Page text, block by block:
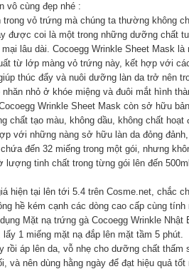
vô cùng đẹp nhé :
trong vỏ trứng mà chúng ta thường không
được coi là một trong những dưỡng chất
lâu dài. Cocoegg Wrinkle Sheet Mask
từ lớp màng vỏ trứng này, kết hợp với
thúc đẩy và nuôi dưỡng làn da trở nên
nhỏ ở khóe miệng và đuôi mắt hình
Wrinkle Sheet Mask còn sở hữu
chất tạo màu, không dầu, không chất
với những nàng sở hữu làn da đỏng
đến 32 miếng trong một gói, nhưng
lượng tinh chất trong từng gói lên đến
hiện tại lên tới 5.4 trên Cosme.net, chắc
hề kém cạnh các dòng cao cấp cùng tính
Mặt nạ trứng gà Cocoegg Wrinkle Nhật
1 miếng mặt nạ đắp lên mặt tầm 5 phút.
rồi áp lên da, vỗ nhẹ cho dưỡng chất thấm
và nên dùng hằng ngày để đạt hiệu quả tốt